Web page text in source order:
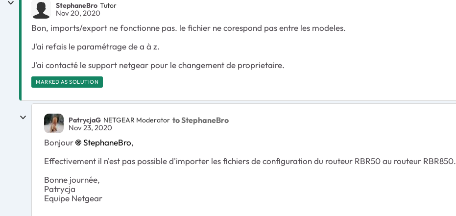
StephaneBro Tutor
Nov 20, 2020
Bon, imports/export ne fonctionne pas. le fichier ne corespond pas entre les modeles.
J'ai refais le paramétrage de a à z.
J'ai contacté le support netgear pour le changement de proprietaire.
MARKED AS SOLUTION
PatrycjaG NETGEAR Moderator to StephaneBro
Nov 23, 2020
Bonjour StephaneBro,
Effectivement il n'est pas possible d'importer les fichiers de configuration du routeur RBR50 au routeur RBR850.
Bonne journée,
Patrycja
Equipe Netgear